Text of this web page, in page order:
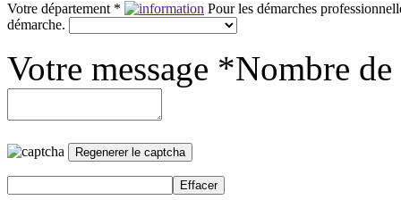
Votre département *
Pour les démarches
démarche.
Votre message *Nombre